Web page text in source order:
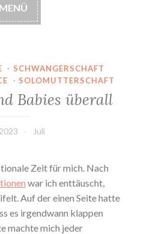
MENÜ
· SCHWANGERSCHAFT
· SOLOMUTTERSCHAFT
Babies überall
Juli
Zeit für mich. Nach
war ich enttäuscht,
Auf der einen Seite hatte
es irgendwann klappen
machte mich jeder